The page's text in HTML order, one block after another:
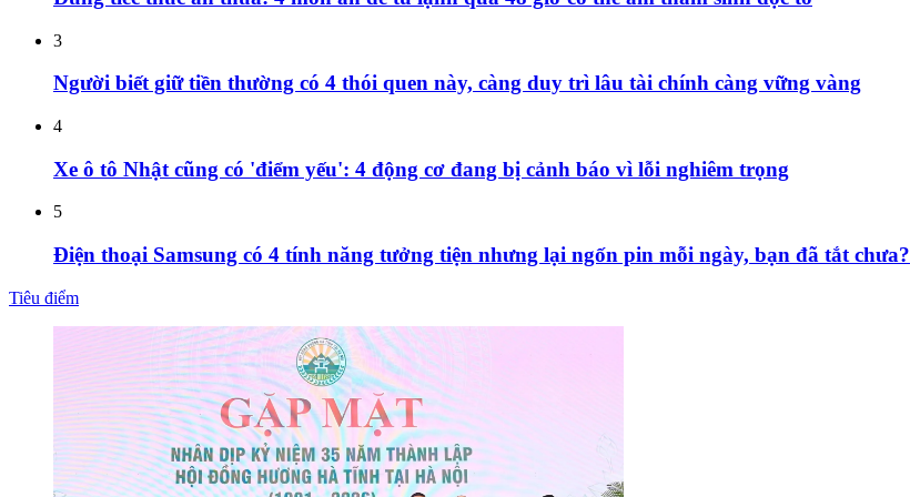
3
Người biết giữ tiền thường có 4 thói quen này, càng duy trì lâu tài chính càng vững vàng
4
Xe ô tô Nhật cũng có 'điểm yếu': 4 động cơ đang bị cảnh báo vì lỗi nghiêm trọng
5
Điện thoại Samsung có 4 tính năng tưởng tiện nhưng lại ngốn pin mỗi ngày, bạn đã tắt chưa?
Tiêu điểm